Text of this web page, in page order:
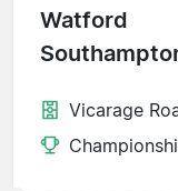
Watford
Vicarage